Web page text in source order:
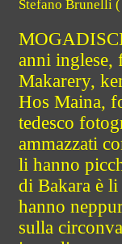
Stefano Brunelli (
anni inglese,
Makarery,
Hos Maina,
tedesco
ammazzati
li hanno
di Bakara è
hanno
sulla